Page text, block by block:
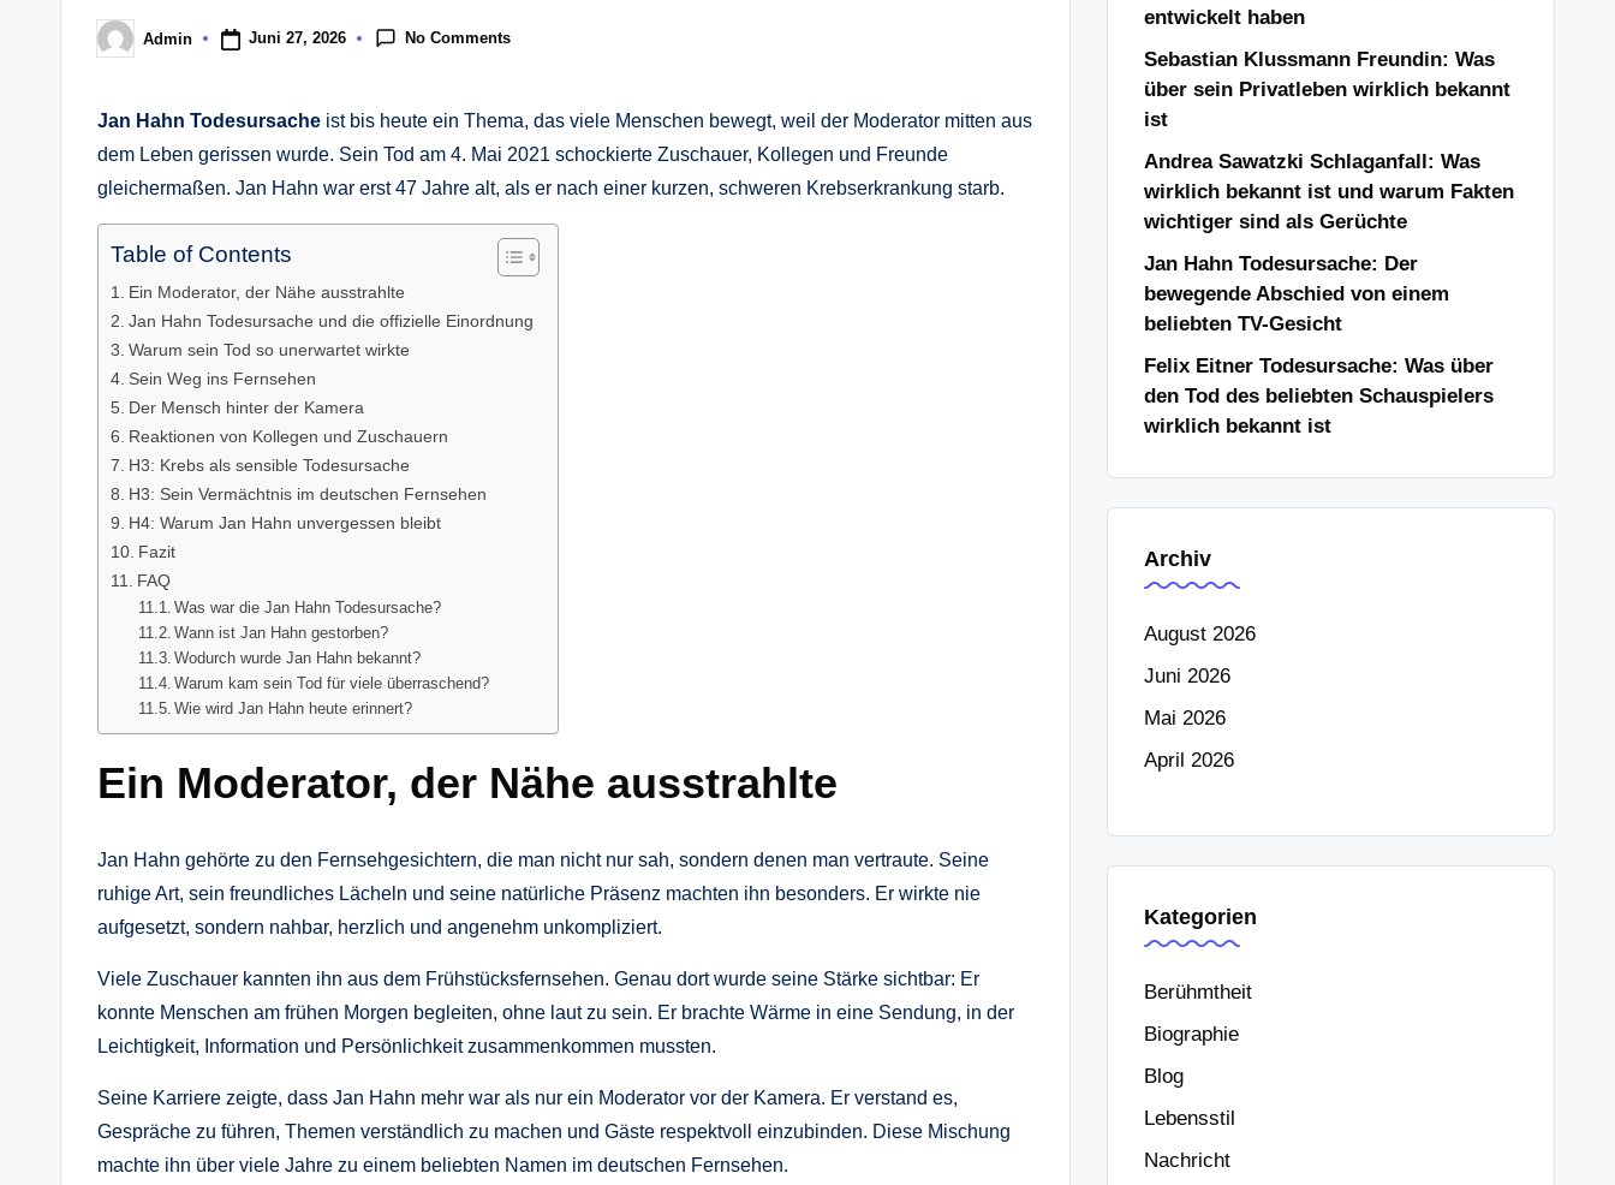
Posted
by
Admin Juni 27, 2026 No Comments
Jan Hahn Todesursache ist bis heute ein Thema, das viele Menschen bewegt, weil der Moderator mitten aus
dem Leben gerissen wurde. Sein Tod am 4. Mai 2021 schockierte Zuschauer, Kollegen und Freunde
gleichermaßen. Jan Hahn war erst 47 Jahre alt, als er nach einer kurzen, schweren Krebserkrankung starb.
Table of Contents
Ein Moderator, der Nähe ausstrahlte
Jan Hahn Todesursache und die offizielle Einordnung
Warum sein Tod so unerwartet wirkte
Sein Weg ins Fernsehen
Der Mensch hinter der Kamera
Reaktionen von Kollegen und Zuschauern
H3: Krebs als sensible Todesursache
H3: Sein Vermächtnis im deutschen Fernsehen
H4: Warum Jan Hahn unvergessen bleibt
Fazit
FAQ
Was war die Jan Hahn Todesursache?
Wann ist Jan Hahn gestorben?
Wodurch wurde Jan Hahn bekannt?
Warum kam sein Tod für viele überraschend?
Wie wird Jan Hahn heute erinnert?
Ein Moderator, der Nähe ausstrahlte
Jan Hahn gehörte zu den Fernsehgesichtern, die man nicht nur sah, sondern denen man vertraute. Seine
ruhige Art, sein freundliches Lächeln und seine natürliche Präsenz machten ihn besonders. Er wirkte nie
aufgesetzt, sondern nahbar, herzlich und angenehm unkompliziert.
Viele Zuschauer kannten ihn aus dem Frühstücksfernsehen. Genau dort wurde seine Stärke sichtbar: Er
konnte Menschen am frühen Morgen begleiten, ohne laut zu sein. Er brachte Wärme in eine Sendung, in der
Leichtigkeit, Information und Persönlichkeit zusammenkommen mussten.
Seine Karriere zeigte, dass Jan Hahn mehr war als nur ein Moderator vor der Kamera. Er verstand es,
Gespräche zu führen, Themen verständlich zu machen und Gäste respektvoll einzubinden. Diese Mischung
machte ihn über viele Jahre zu einem beliebten Namen im deutschen Fernsehen.
entwickelt haben
Sebastian Klussmann Freundin: Was
über sein Privatleben wirklich bekannt
ist
Andrea Sawatzki Schlaganfall: Was
wirklich bekannt ist und warum Fakten
wichtiger sind als Gerüchte
Jan Hahn Todesursache: Der
bewegende Abschied von einem
beliebten TV-Gesicht
Felix Eitner Todesursache: Was über
den Tod des beliebten Schauspielers
wirklich bekannt ist
Archiv
August 2026
Juni 2026
Mai 2026
April 2026
Kategorien
Berühmtheit
Biographie
Blog
Lebensstil
Nachricht